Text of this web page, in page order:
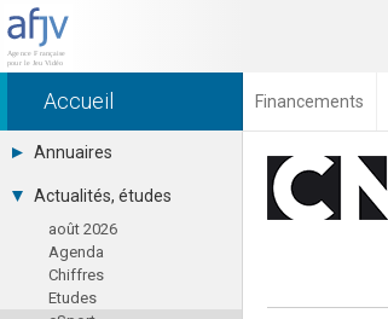
Accueil Financements
Annuaires
Toutes les sociétés (691)
Studios (418)
Editeurs (49)
Distributeurs (16)
Hard. / Accessoires (10)
Middlewares (15)
Actualités, études
août 2026
Agenda
Chiffres
Etudes